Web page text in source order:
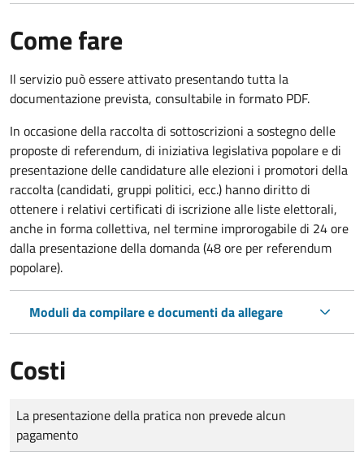
Come fare
Il servizio può essere attivato presentando tutta la
documentazione prevista, consultabile in formato PDF.
In occasione della raccolta di sottoscrizioni a sostegno delle
proposte di referendum, di iniziativa legislativa popolare e di
presentazione delle candidature alle elezioni i promotori della
raccolta (candidati, gruppi politici, ecc.) hanno diritto di
ottenere i relativi certificati di iscrizione alle liste elettorali,
anche in forma collettiva, nel termine improrogabile di 24 ore
dalla presentazione della domanda (48 ore per referendum
popolare).
Moduli da compilare e documenti da allegare
Costi
Tipo di pagamento
Importo
La presentazione della pratica non prevede alcun
pagamento